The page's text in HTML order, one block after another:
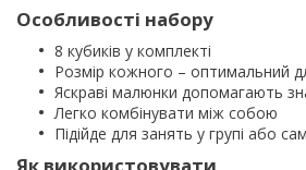
Особливості набору
8 кубиків у комплекті
Розмір кожного – оптимальний
Яскраві малюнки допомагають
Легко комбінувати між собою
Підійде для занять у групі або
Як використовувати